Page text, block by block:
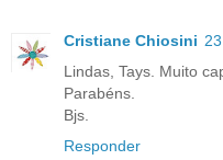
Cristiane Chiosini
Lindas, Tays. Muito
Parabéns.
Bjs.
Responder